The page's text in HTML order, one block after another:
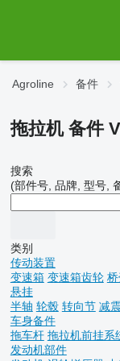
Agroline 备件
拖拉机 备件
搜索
(部件号, 品牌, 型号,
类别
传动装置
变速箱 变速箱齿轮
悬挂
半轴 轮毂 转向节 减
车身备件
拖车杆 拖拉机前挂系
发动机部件